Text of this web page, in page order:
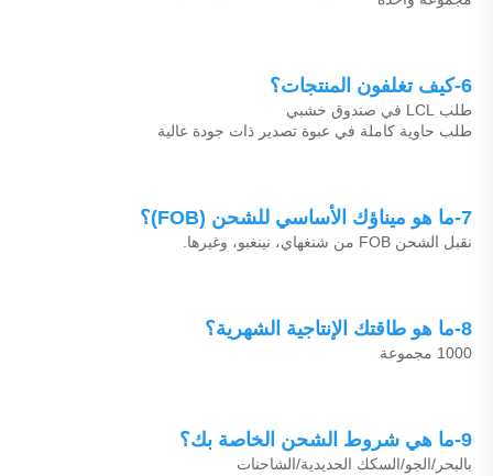
6-كيف تغلفون المنتجات؟
طلب LCL في صندوق خشبي
طلب حاوية كاملة في عبوة تصدير ذات جودة عالية
7-ما هو ميناؤك الأساسي للشحن (FOB)؟
نقبل الشحن FOB من شنغهاي، نينغبو، وغيرها.
8-ما هو طاقتك الإنتاجية الشهرية؟
1000 مجموعة
9-ما هي شروط الشحن الخاصة بك؟
بالبحر/الجو/السكك الحديدية/الشاحنات